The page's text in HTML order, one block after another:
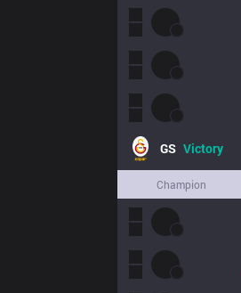
GS Victory
Champion